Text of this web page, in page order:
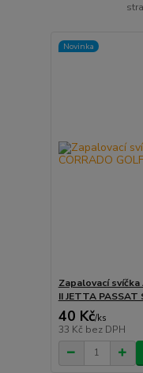
Novinka
Zapalovací svíčka
II JETTA PASSAT
40 Kč/ks
33 Kč bez DPH